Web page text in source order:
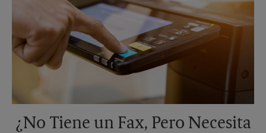
¿No Tiene un Fax, Pero Necesita